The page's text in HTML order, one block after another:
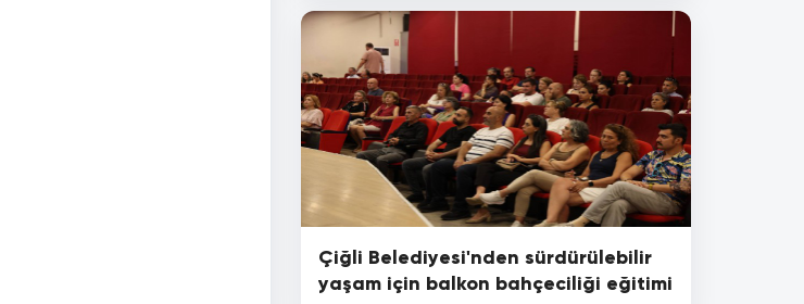
Çiğli Belediyesi'nden sürdürülebilir
yaşam için balkon bahçeciliği eğitimi